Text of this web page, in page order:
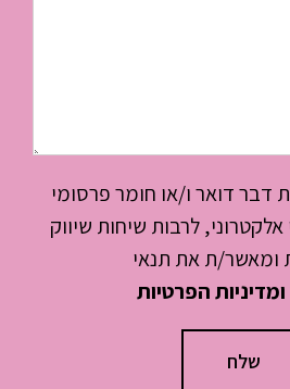
דואר ו/או חומר פרסומי
לרבות שיחות שיווק
ומאשר/ת את תנאי
הפרטיות